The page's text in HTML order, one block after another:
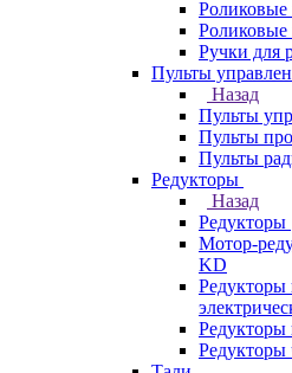
Ручки для
Пульты
Назад
Пульты
Пульты
Пульты
Редукторы
Назад
Редукторы
Мотор-
KD
Редукторы
Редукторы
Редукторы